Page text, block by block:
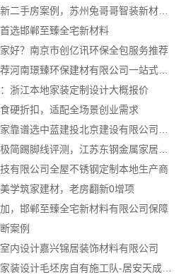
性价比高旧房翻新二手房案例，苏州兔哥哥智装新材料有限公司
选邯郸至臻全宅新材料
好？南京市创亿讯环保全包服务推荐
洛阳居室装修推荐河南璟臻环保建材有限公司一站式服务
浙江本地家装定制设计大概报价
硬折扣，适配全场景创业需求
有限公司全屋不锈钢定制本地生产商
学筑家建材，老房翻新0增项
，邯郸至臻全宅新材料有限公司保障
案例
内设计嘉兴锦居装饰材料有限公司
西安城区一站式家装设计毛坯房自有施工队-居安天成建筑工程